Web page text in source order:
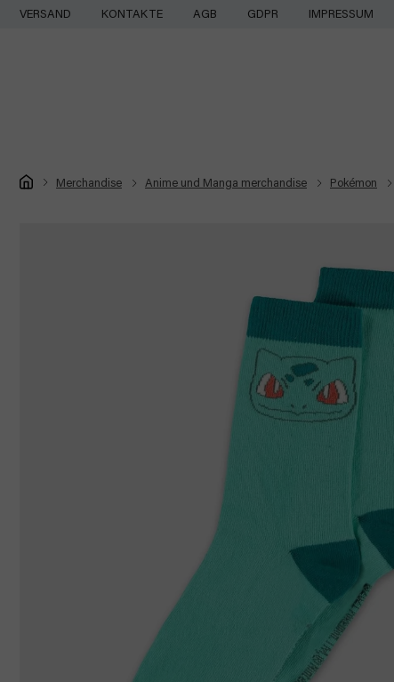
Zum
VERSAND KONTAKTE AGB GDPR IMPRESSUM
StartseiteMerchandise Anime und Manga merchandise Pokémon